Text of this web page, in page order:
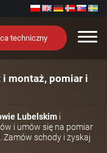
techniczny
montaż, pomiar i
Lubelskim i
i umów się na pomiar
Zamów schody i zyskaj